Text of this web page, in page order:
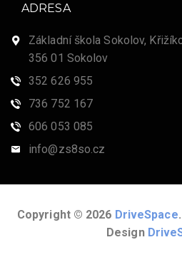
ADRESA
Základní škola Sokolov,
356 01 Sokolov
352 626 955
736 752 167
606 053 085
info@zs8so.cz
Copyright © 2026 DriveSpace
Design